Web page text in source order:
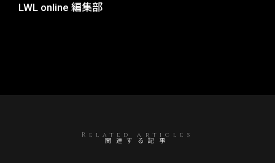
LWL online 編集部
Related articles
関連する記事